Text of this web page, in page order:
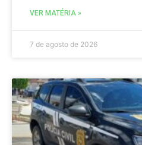
VER MATÉRIA »
7 de agosto de 2026